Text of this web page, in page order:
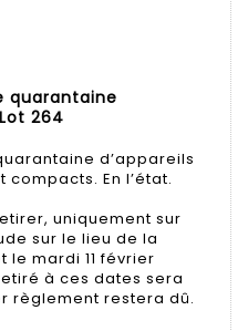
quarantaine
264
d’appareils
En l’état.
uniquement sur
sur le lieu de la
le mardi 11 février
à ces dates sera
règlement restera dû.